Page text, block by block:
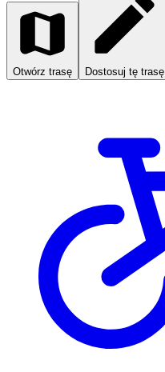
Otwórz trasę Dostosuj tę trasę